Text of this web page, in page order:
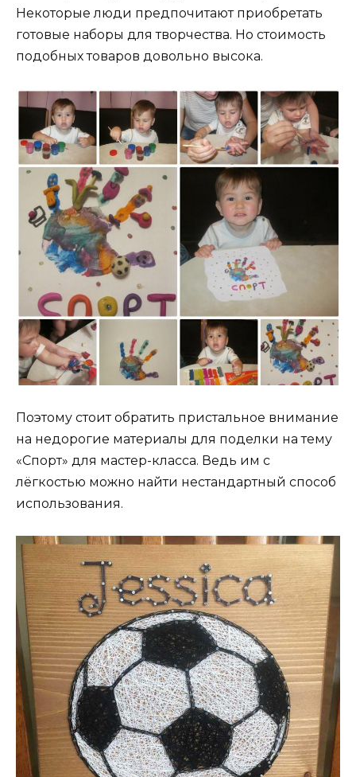
Некоторые люди предпочитают приобретать
готовые наборы для творчества. Но стоимость
подобных товаров довольно высока.
Поэтому стоит обратить пристальное внимание
на недорогие материалы для поделки на тему
«Спорт» для мастер-класса. Ведь им с
лёгкостью можно найти нестандартный способ
использования.